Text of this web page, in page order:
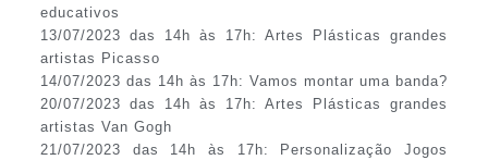
educativos
13/07/2023 das 14h às 17h: Artes Plásticas grandes
artistas Picasso
14/07/2023 das 14h às 17h: Vamos montar uma banda?
20/07/2023 das 14h às 17h: Artes Plásticas grandes
artistas Van Gogh
21/07/2023 das 14h às 17h: Personalização Jogos